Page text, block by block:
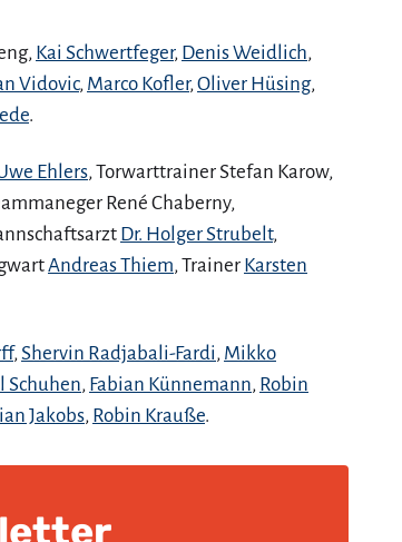
Kai Schwertfeger, Denis Weidlich,
Vidovic, Marco Kofler, Oliver Hüsing,
.
Ehlers, Torwarttrainer Stefan Karow,
René Chaberny,
Dr. Holger Strubelt,
Andreas Thiem, Trainer Karsten
,Shervin Radjabali-Fardi, Mikko
Schuhen, Fabian Künnemann, Robin
Jakobs, Robin Krauße.